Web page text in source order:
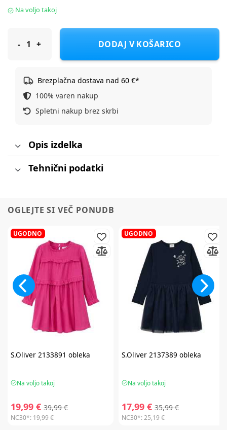
Na voljo takoj
S.Oliver obleka DR 2149915 D Vijolična 68
DODAJ V KOŠARICO
Brezplačna dostava nad 60 €*
100% varen nakup
Spletni nakup brez skrbi
Opis izdelka
Tehnični podatki
OGLEJTE SI VEČ PONUDB
UGODNO
S.Oliver2133891 obleka
Na voljo takoj
19,99 € 39,99 €
NC30*: 19,99 €
UGODNO
S.Oliver2137389 obleka
Na voljo takoj
17,99 € 35,99 €
NC30*:25,19 €